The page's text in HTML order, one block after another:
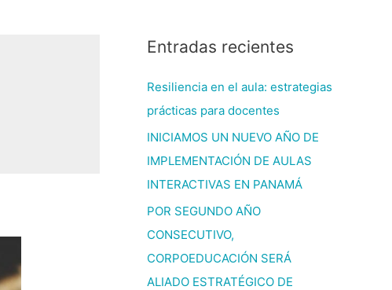
Entradas recientes
Resiliencia en el aula: estrategias
prácticas para docentes
INICIAMOS UN NUEVO AÑO DE
IMPLEMENTACIÓN DE AULAS
INTERACTIVAS EN PANAMÁ
POR SEGUNDO AÑO
CONSECUTIVO,
CORPOEDUCACIÓN SERÁ
ALIADO ESTRATÉGICO DE